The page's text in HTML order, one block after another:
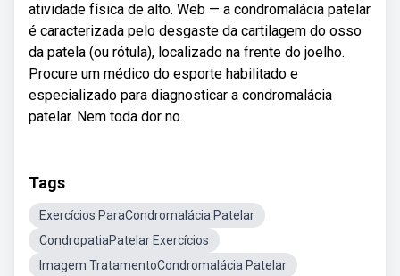
atividade física de alto. Web — a condromalácia patelar
é caracterizada pelo desgaste da cartilagem do osso
da patela (ou rótula), localizado na frente do joelho.
Procure um médico do esporte habilitado e
especializado para diagnosticar a condromalácia
patelar. Nem toda dor no.
Tags
Exercícios ParaCondromalácia Patelar
CondropatiaPatelar Exercícios
Imagem TratamentoCondromalácia Patelar